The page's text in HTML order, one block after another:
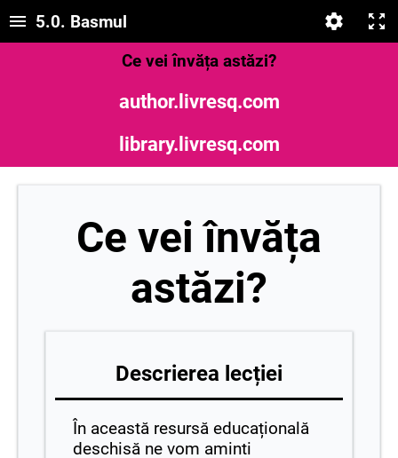
5.0. Basmul
Ce vei învăța astăzi?
author.livresq.com
library.livresq.com
Ce vei învăța
astăzi?
Descrierea lecției
În această resursă educațională
deschisă ne vom aminti